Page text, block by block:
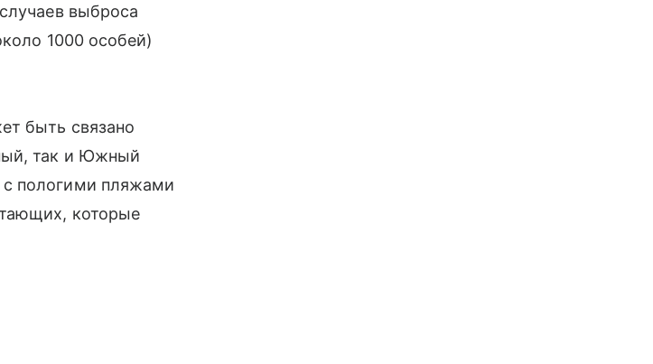
выброса
1000 особей)
быть связано
так и Южный
с пологими пляжами
которые